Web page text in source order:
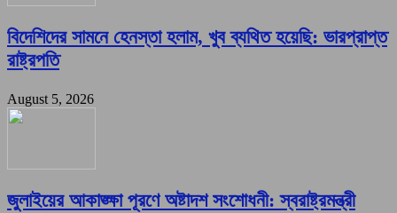
বিদেশিদের সামনে হেনস্তা হলাম, খুব ব্যথিত হয়েছি: ভারপ্রাপ্ত
রাষ্ট্রপতি
August 5, 2026
জুলাইয়ের আকাঙ্ক্ষা পূরণে অষ্টাদশ সংশোধনী: স্বরাষ্ট্রমন্ত্রী